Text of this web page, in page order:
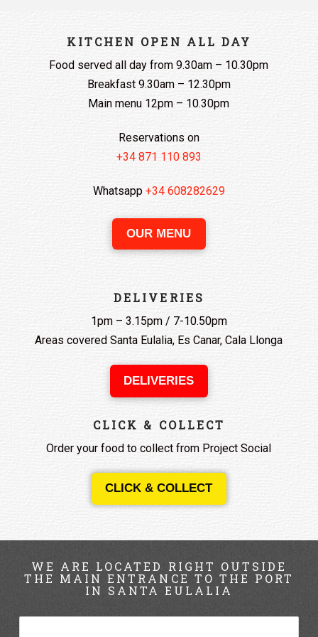
KITCHEN OPEN ALL DAY
Food served all day from 9.30am – 10.30pm
Breakfast 9.30am – 12.30pm
Main menu 12pm – 10.30pm
Reservations on
+34 871 110 893
Whatsapp +34 608282629
OUR MENU
DELIVERIES
1pm – 3.15pm / 7-10.50pm
Areas covered Santa Eulalia, Es Canar, Cala Llonga
DELIVERIES
CLICK & COLLECT
Order your food to collect from Project Social
CLICK & COLLECT
WE ARE LOCATED RIGHT OUTSIDE
THE MAIN ENTRANCE TO THE PORT
IN SANTA EULALIA